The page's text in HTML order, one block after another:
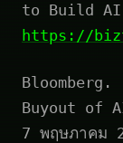
to Build AI
https://
Buyout of
7 พฤษภาคม